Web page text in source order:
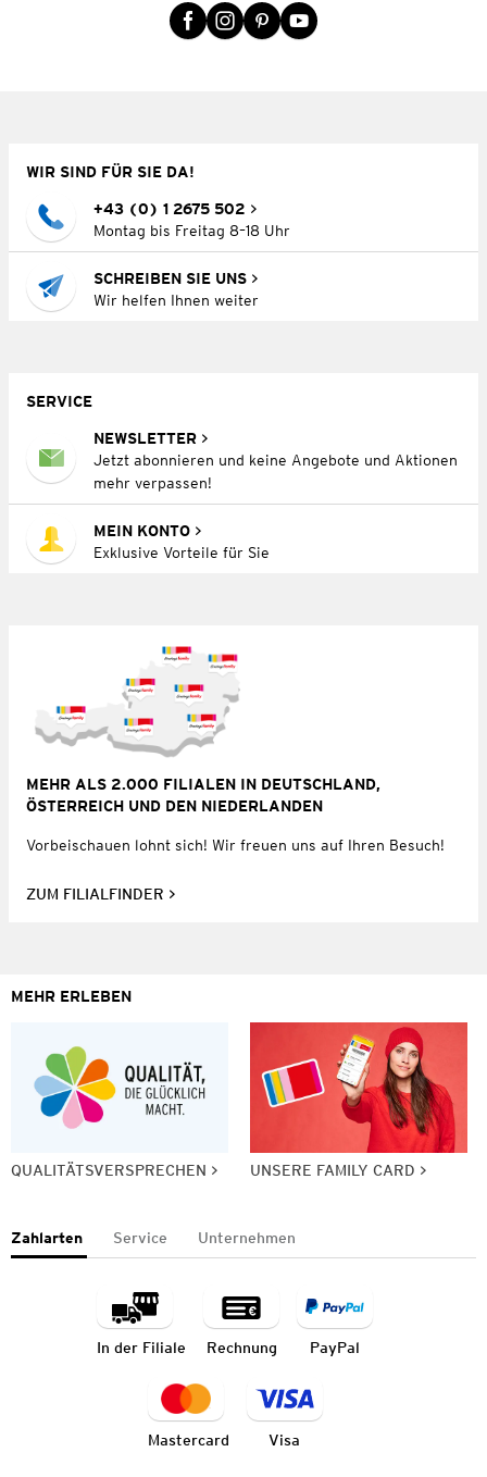
WIR SIND FÜR SIE DA!
+43 (0) 1 2675 502
Montag bis Freitag 8–18 Uhr
SCHREIBEN SIE UNS
Wir helfen Ihnen weiter
SERVICE
NEWSLETTER
Jetzt abonnieren und keine Angebote und Aktionen
mehr verpassen!
MEIN KONTO
Exklusive Vorteile für Sie
MEHR ALS 2.000 FILIALEN IN DEUTSCHLAND,
ÖSTERREICH UND DEN NIEDERLANDEN
Vorbeischauen lohnt sich! Wir freuen uns auf Ihren Besuch!
ZUM FILIALFINDER
MEHR ERLEBEN
QUALITÄTSVERSPRECHEN UNSERE FAMILY CARD
Zahlarten Service Unternehmen
In der Filiale Rechnung PayPal
Mastercard Visa